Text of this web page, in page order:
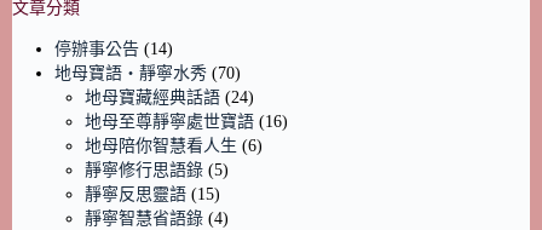
文章分類
停辦事公告 (14)
地母寶語‧靜寧水秀 (70)
地母寶藏經典話語 (24)
地母至尊靜寧處世寶語 (16)
地母陪你智慧看人生 (6)
靜寧修行思語錄 (5)
靜寧反思靈語 (15)
靜寧智慧省語錄 (4)